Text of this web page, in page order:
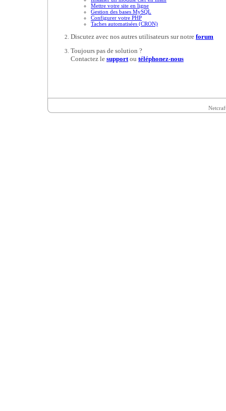
Mettre votre site en ligne
Gestion des bases MySQL
Configurer votre PHP
Taches automatisées (CRON)
Discutez avec nos autres utilisateurs sur notre forum
Toujours pas de solution ?
Contactez le supportou téléphonez-nous